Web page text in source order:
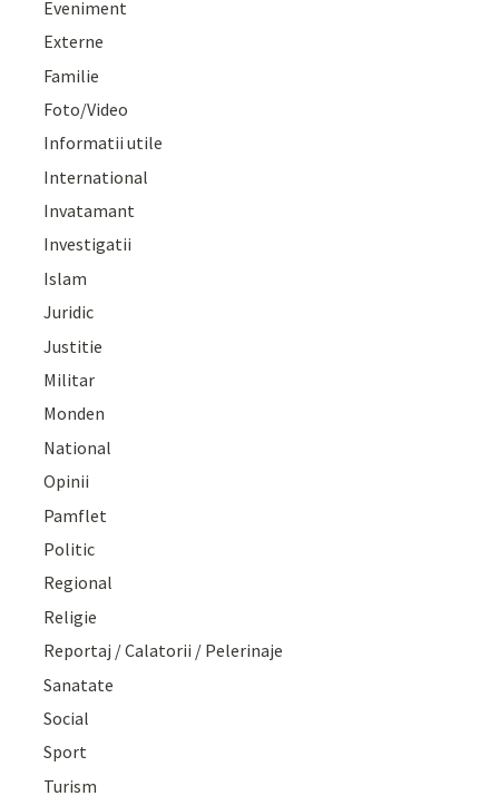
Eveniment
Externe
Familie
Foto/Video
Informatii utile
International
Invatamant
Investigatii
Islam
Juridic
Justitie
Militar
Monden
National
Opinii
Pamflet
Politic
Regional
Religie
Reportaj / Calatorii / Pelerinaje
Sanatate
Social
Sport
Turism